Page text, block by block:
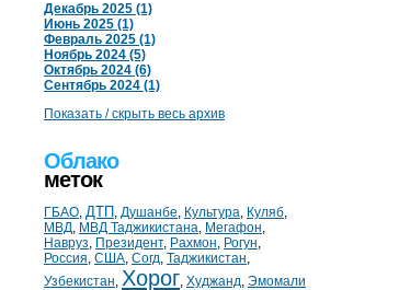
Декабрь 2025 (1)
Июнь 2025 (1)
Февраль 2025 (1)
Ноябрь 2024 (5)
Октябрь 2024 (6)
Сентябрь 2024 (1)
Показать / скрыть весь архив
Облако
меток
ГБАО, ДТП , Душанбе, Культура, Куляб,
МВД, МВД Таджикистана, Мегафон,
Навруз, Президент, Рахмон, Рогун,
Россия, США, Согд, Таджикистан,
Узбекистан, Хорог, Худжанд, Эмомали